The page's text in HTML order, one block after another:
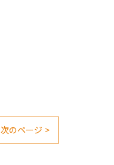
次のページ >